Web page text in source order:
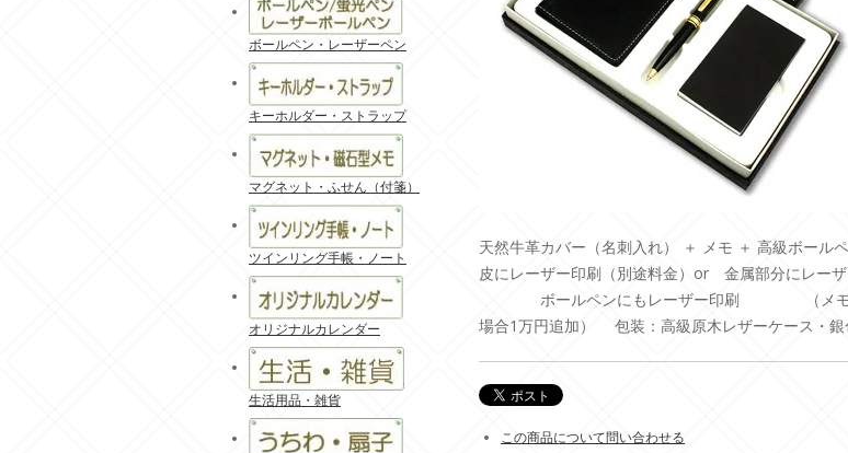
天然牛革カバー（名刺入れ） ＋ メモ ＋ 高級ボール
皮にレーザー印刷（別途料金）or 金属部分にレーザ
ボールペンにもレーザー印刷 （メモ
場合1万円追加） 包装：高級原木レザーケース・銀
この商品について問い合わせる
ボールペン・レーザーペン
キーホルダー・ストラップ
マグネット・ふせん（付箋）
ツインリング手帳・ノート
オリジナルカレンダー
生活用品・雑貨